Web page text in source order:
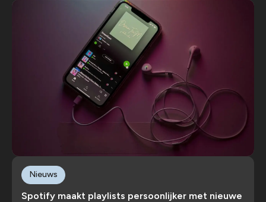
Spotify maakt playlists persoonlijker met nieuwe
Nieuws